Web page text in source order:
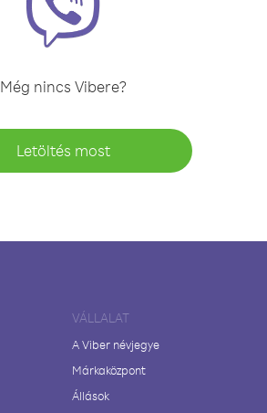
Még nincs Vibere?
Letöltés most
VÁLLALAT
A Viber névjegye
Márkaközpont
Állások